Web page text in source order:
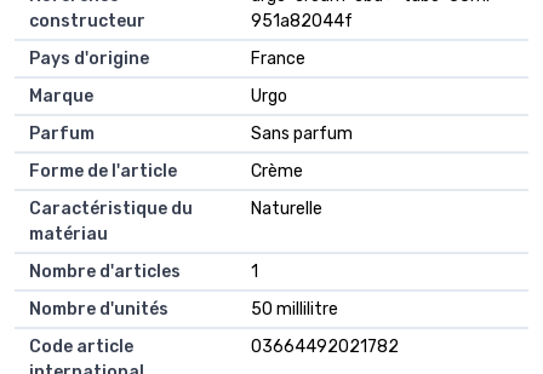
constructeur
951a82044f
Pays d'origine
France
Marque
Urgo
Parfum
Sans parfum
Forme de l'article
Crème
Caractéristique du
matériau
Naturelle
Nombre d'articles
1
Nombre d'unités
50 millilitre
Code article
03664492021782